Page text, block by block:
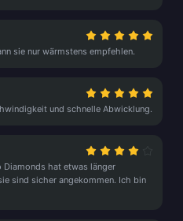
sie nur wärmstens empfehlen.
und schnelle Abwicklung.
Diamonds hat etwas länger
sind sicher angekommen. Ich bin